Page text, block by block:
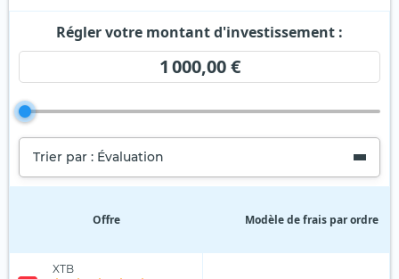
Régler votre montant d'investissement :
1 000,00 €
Trier par : Évaluation
Offre Modèle de frais par ordre
XTB